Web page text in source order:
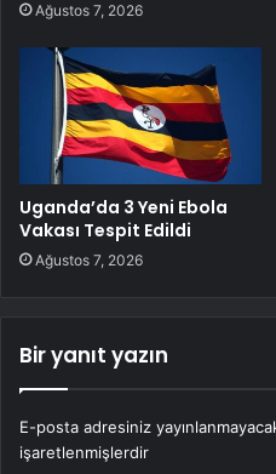
Ağustos 7, 2026
Uganda’da 3 Yeni Ebola
Vakası Tespit Edildi
Ağustos 7, 2026
Bir yanıt yazın
E-posta adresiniz
işaretlenmişlerdir